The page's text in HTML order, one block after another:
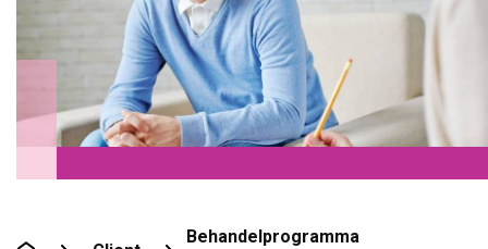
Behandelprogramma